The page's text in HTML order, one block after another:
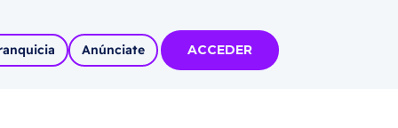
Anúnciate ACCEDER